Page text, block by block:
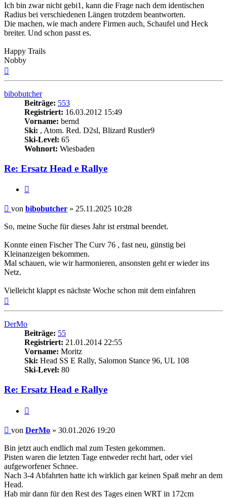
Ich bin zwar nicht gebi1, kann die Frage nach dem identischen
Radius bei verschiedenen Längen trotzdem beantworten.
Die machen, wie mach andere Firmen auch, Schaufel und Heck
breiter. Und schon passt es.
Happy Trails
Nobby
bibobutcher
Beiträge: 553
Registriert: 16.03.2012 15:49
Vorname: bernd
Ski: , Atom. Red. D2sl, Blizard Rustler9
Ski-Level: 65
Wohnort: Wiesbaden
Re: Ersatz Head e Rallye
Beitrag
von bibobutcher » 25.11.2025 10:28
So, meine Suche für dieses Jahr ist erstmal beendet.
Konnte einen Fischer The Curv 76 , fast neu, günstig bei
Kleinanzeigen bekommen.
Mal schauen, wie wir harmonieren, ansonsten geht er wieder ins
Netz.
Vielleicht klappt es nächste Woche schon mit dem einfahren
DerMo
Beiträge: 55
Registriert: 21.01.2014 22:55
Vorname: Moritz
Ski: Head SS E Rally, Salomon Stance 96, UL 108
Ski-Level: 80
Re: Ersatz Head e Rallye
Beitrag
von DerMo » 30.01.2026 19:20
Bin jetzt auch endlich mal zum Testen gekommen.
Pisten waren die letzten Tage entweder recht hart, oder viel
aufgeworfener Schnee.
Nach 3-4 Abfahrten hatte ich wirklich gar keinen Spaß mehr an dem
Head.
Hab mir dann für den Rest des Tages einen WRT in 172cm